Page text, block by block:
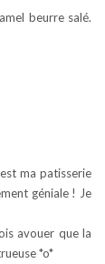
beurre salé.
ma patisserie
géniale ! Je
avouer que la
*o*